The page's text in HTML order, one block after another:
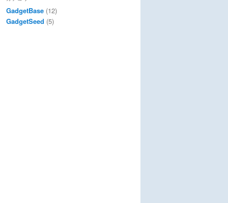
GadgetBase (12)
GadgetSeed (5)